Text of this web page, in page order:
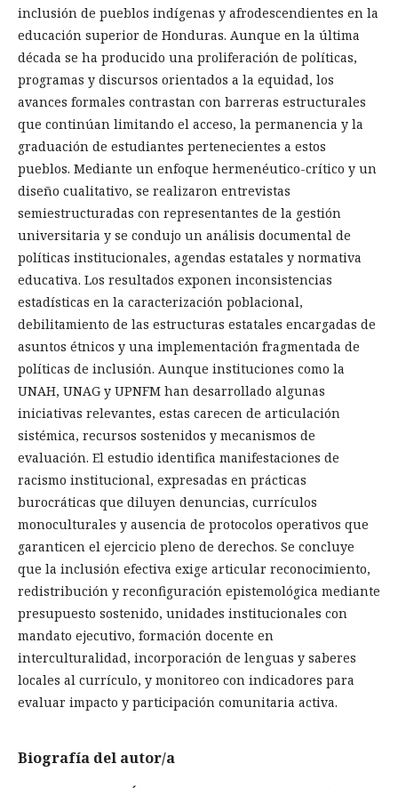
inclusión de pueblos indígenas y afrodescendientes en la
educación superior de Honduras. Aunque en la última
década se ha producido una proliferación de políticas,
programas y discursos orientados a la equidad, los
avances formales contrastan con barreras estructurales
que continúan limitando el acceso, la permanencia y la
graduación de estudiantes pertenecientes a estos
pueblos. Mediante un enfoque hermenéutico-crítico y un
diseño cualitativo, se realizaron entrevistas
semiestructuradas con representantes de la gestión
universitaria y se condujo un análisis documental de
políticas institucionales, agendas estatales y normativa
educativa. Los resultados exponen inconsistencias
estadísticas en la caracterización poblacional,
debilitamiento de las estructuras estatales encargadas de
asuntos étnicos y una implementación fragmentada de
políticas de inclusión. Aunque instituciones como la
UNAH, UNAG y UPNFM han desarrollado algunas
iniciativas relevantes, estas carecen de articulación
sistémica, recursos sostenidos y mecanismos de
evaluación. El estudio identifica manifestaciones de
racismo institucional, expresadas en prácticas
burocráticas que diluyen denuncias, currículos
monoculturales y ausencia de protocolos operativos que
garanticen el ejercicio pleno de derechos. Se concluye
que la inclusión efectiva exige articular reconocimiento,
redistribución y reconfiguración epistemológica mediante
presupuesto sostenido, unidades institucionales con
mandato ejecutivo, formación docente en
interculturalidad, incorporación de lenguas y saberes
locales al currículo, y monitoreo con indicadores para
evaluar impacto y participación comunitaria activa.
Biografía del autor/a